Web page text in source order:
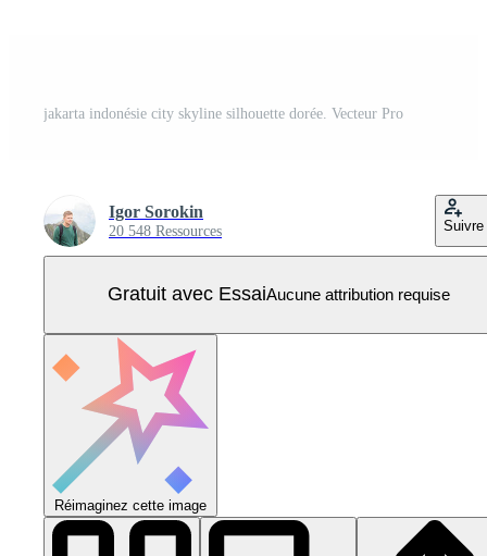
jakarta indonésie city skyline silhouette dorée. Vecteur Pro
Igor Sorokin
20 548 Ressources Suivre
Gratuit avec EssaiAucune attribution requise
Réimaginez cette image